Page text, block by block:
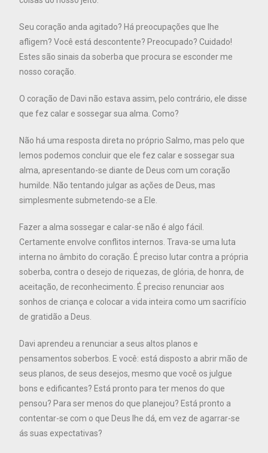
Seu coração anda agitado? Há preocupações que lhe
afligem? Você está descontente? Preocupado? Cuidado!
Estes são sinais da soberba que procura se esconder me
nosso coração.
O coração de Davi não estava assim, pelo contrário, ele disse
que fez calar e sossegar sua alma. Como?
Não há uma resposta direta no próprio Salmo, mas pelo que
lemos podemos concluir que ele fez calar e sossegar sua
alma, apresentando-se diante de Deus com um coração
humilde. Não tentando julgar as ações de Deus, mas
simplesmente submetendo-se a Ele.
Fazer a alma sossegar e calar-se não é algo fácil.
Certamente envolve conflitos internos. Trava-se uma luta
interna no âmbito do coração. É preciso lutar contra a própria
soberba, contra o desejo de riquezas, de glória, de honra, de
aceitação, de reconhecimento. É preciso renunciar aos
sonhos de criança e colocar a vida inteira como um sacrifício
de gratidão a Deus.
Davi aprendeu a renunciar a seus altos planos e
pensamentos soberbos. E você: está disposto a abrir mão de
seus planos, de seus desejos, mesmo que você os julgue
bons e edificantes? Está pronto para ter menos do que
pensou? Para ser menos do que planejou? Está pronto a
contentar-se com o que Deus lhe dá, em vez de agarrar-se
ás suas expectativas?